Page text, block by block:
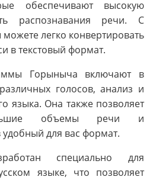
обеспечивают высокую
распознавания речи. С
легко конвертировать
в текстовый формат.
Горыныча включают в
голосов, анализ и
языка. Она также позволяет
объемы речи и
для вас формат.
специально для
языке, что позволяет